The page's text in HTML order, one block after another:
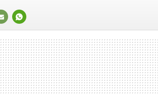
WHATSAPP